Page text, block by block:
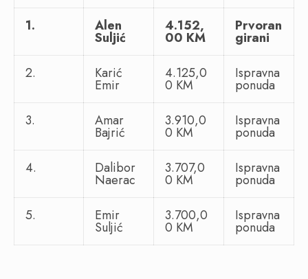
1. Alen
Suljić
4.152,
00 KM
Prvoran
girani
2.
Karić
Emir
4.125,0
0 KM
Ispravna
ponuda
3.
Amar
Bajrić
3.910,0
0 KM
Ispravna
ponuda
4.
Dalibor
Naerac
3.707,0
0 KM
Ispravna
ponuda
5.
Emir
Suljić
3.700,0
0 KM
Ispravna
ponuda